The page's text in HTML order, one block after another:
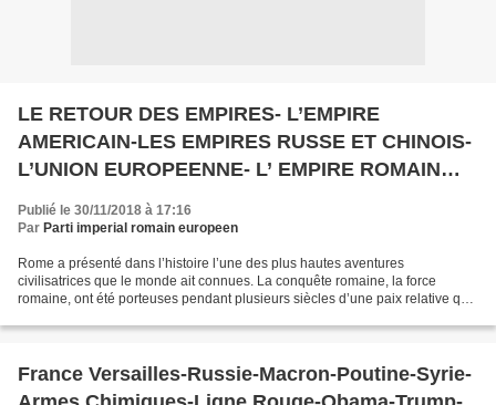
LE RETOUR DES EMPIRES- L’EMPIRE
AMERICAIN-LES EMPIRES RUSSE ET CHINOIS-
L’UNION EUROPEENNE- L’ EMPIRE ROMAIN
EUROPEEN- NOS ANCETRES LES ROMAINS
Publié le 30/11/2018 à 17:16
Par Parti imperial romain europeen
Rome a présenté dans l’histoire l’une des plus hautes aventures
civilisatrices que le monde ait connues. La conquête romaine, la force
romaine, ont été porteuses pendant plusieurs siècles d’une paix relative qui
France Versailles-Russie-Macron-Poutine-Syrie-